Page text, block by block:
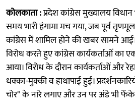
कोलकाता :प्रदेश कांग्रेस मुख्यालय
समय भारी हंगामा मच गया, जब पूर्व
कांग्रेस में शामिल होने की खबर सामने
विरोध करते हुए कांग्रेस कार्यकर्ताओं का
आया। विरोध के दौरान कार्यकर्ताओं और
धक्का-मुक्की व हाथापाई हुई।
चोर" के नारे लगाए और उन पर अंडे भी